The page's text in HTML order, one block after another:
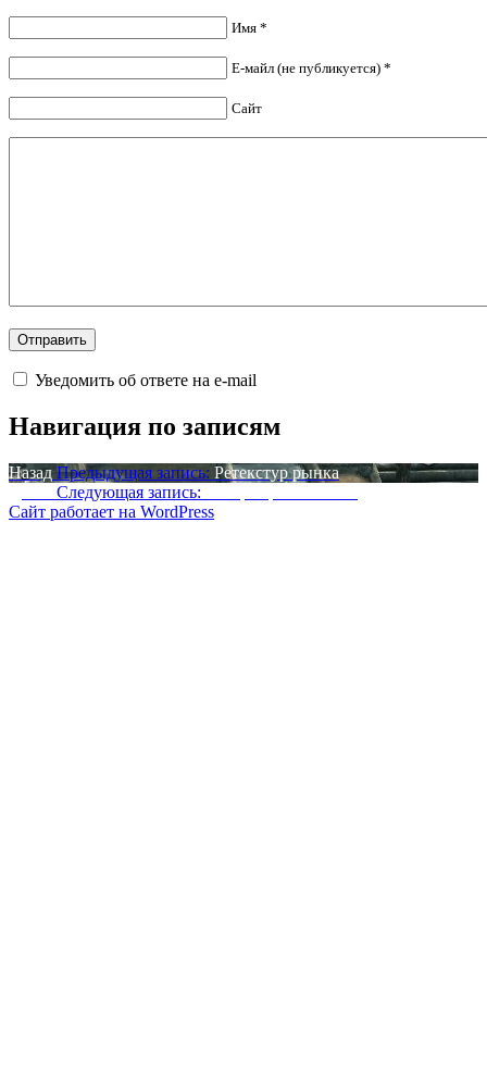
Имя *
Е-майл (не публикуется) *
Сайт
Уведомить об ответе на e-mail
Навигация по записям
Назад Предыдущая запись: Ретекстур рынка
Следующая запись:
Сайт работает на WordPress